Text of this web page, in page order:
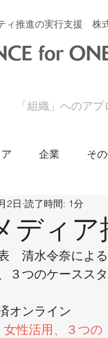
ィ推進の実行支援 株
「組織」へのアプ
企業 そ
ディ
2日 読了時間: 1分
　清水令奈によ
３つのケースス
オンライン
女性活用、３つの